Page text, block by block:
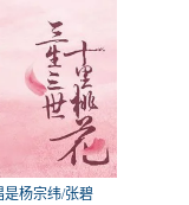
是杨宗纬/张碧